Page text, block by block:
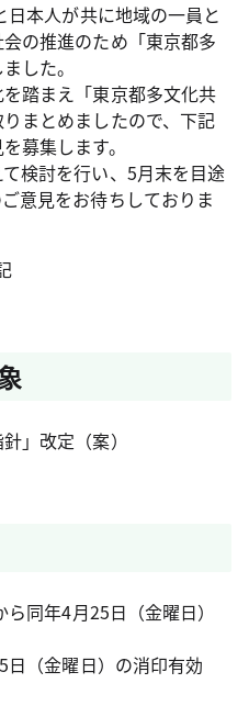
本人が共に地域の一員と
の推進のため「東京都多
した。
踏まえ「東京都多文化共
まとめましたので、下記
募集します。
検討を行い、5月末を目途
意見をお待ちしておりま
」改定（案）
同年4月25日（金曜日）
（金曜日）の消印有効